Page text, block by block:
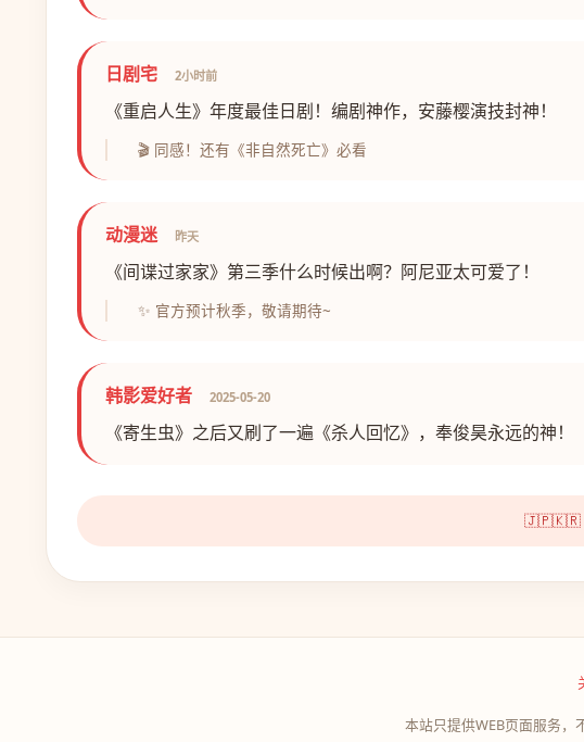
日剧宅 2小时前
《重启人生》年度最佳日剧！编剧神作，安藤樱演技封神！
🎬 同感！还有《非自然死亡》必看
动漫迷 昨天
《间谍过家家》第三季什么时候出啊？阿尼亚太可爱了！
✨ 官方预计秋季，敬请期待~
韩影爱好者 2025-05-20
《寄生虫》之后又刷了一遍《杀人回忆》，奉俊昊永远的神！
🇯🇵🇰🇷 已
本站只提供WEB页面服务，